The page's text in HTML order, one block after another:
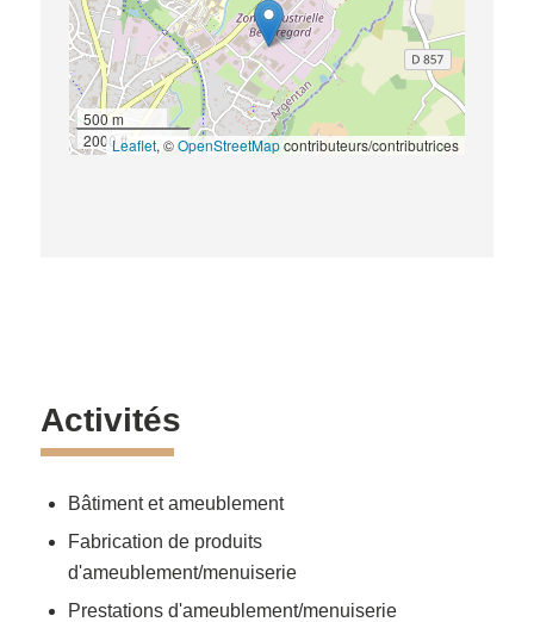
500 m
2000 ftLeaflet, ©OpenStreetMapcontributeurs/contributrices
Activités
Bâtiment et ameublement
Fabrication de produits
d'ameublement/menuiserie
Prestations d'ameublement/menuiserie